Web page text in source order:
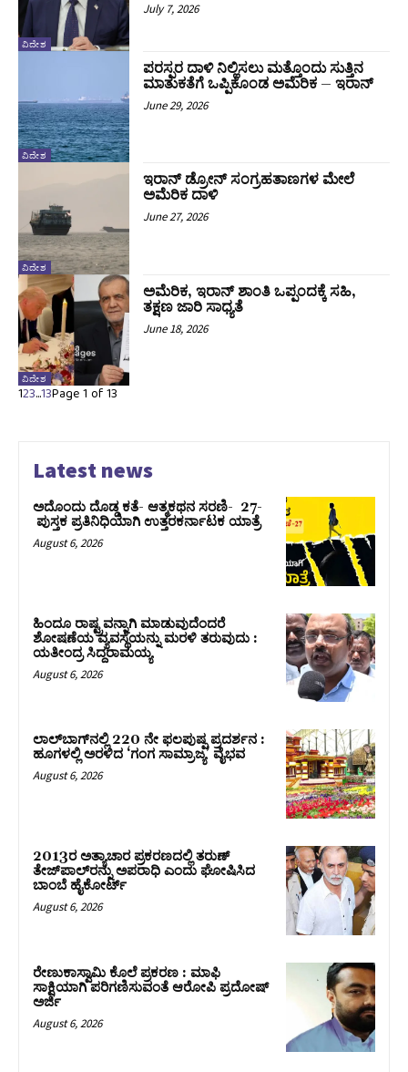
ವಿದೇಶ
July 7, 2026
ವಿದೇಶ
ಪರಸ್ಪರ ದಾಳಿ ನಿಲ್ಲಿಸಲು ಮತ್ತೊಂದು ಸುತ್ತಿನ
ಮಾತುಕತೆಗೆ ಒಪ್ಪಿಕೊಂಡ ಅಮೆರಿಕ – ಇರಾನ್‌
June 29, 2026
ವಿದೇಶ
ಇರಾನ್‌ ಡ್ರೋನ್ ಸಂಗ್ರಹತಾಣಗಳ ಮೇಲೆ
ಅಮೆರಿಕ ದಾಳಿ
June 27, 2026
ವಿದೇಶ
ಅಮೆರಿಕ, ಇರಾನ್ ಶಾಂತಿ ಒಪ್ಪಂದಕ್ಕೆ ಸಹಿ,
ತಕ್ಷಣ ಜಾರಿ ಸಾಧ್ಯತೆ
June 18, 2026
123...13Page 1 of 13
Latest news
ಅದೊಂದು ದೊಡ್ಡ ಕತೆ- ಆತ್ಮಕಥನ ಸರಣಿ- 27-
ಪುಸ್ತಕ ಪ್ರತಿನಿಧಿಯಾಗಿ ಉತ್ತರಕರ್ನಾಟಕ ಯಾತ್ರೆ
August 6, 2026
ಹಿಂದೂ ರಾಷ್ಟ್ರವನ್ನಾಗಿ ಮಾಡುವುದೆಂದರೆ
ಶೋಷಣೆಯ ವ್ಯವಸ್ಥೆಯನ್ನು ಮರಳಿ ತರುವುದು :
ಯತೀಂದ್ರ ಸಿದ್ದರಾಮಯ್ಯ
August 6, 2026
ಲಾಲ್‍ಬಾಗ್‍ನಲ್ಲಿ 220 ನೇ ಫಲಪುಷ್ಪ ಪ್ರದರ್ಶನ :
ಹೂಗಳಲ್ಲಿ ಅರಳಿದ ‘ಗಂಗ ಸಾಮ್ರಾಜ್ಯ’ ವೈಭವ
August 6, 2026
2013ರ ಅತ್ಯಾಚಾರ ಪ್ರಕರಣದಲ್ಲಿ ತರುಣ್
ತೇಜ್‌ಪಾಲ್‌ರನ್ನು ಅಪರಾಧಿ ಎಂದು ಘೋಷಿಸಿದ
ಬಾಂಬೆ ಹೈಕೋರ್ಟ್
August 6, 2026
ರೇಣುಕಾಸ್ವಾಮಿ ಕೊಲೆ ಪ್ರಕರಣ : ಮಾಫಿ
ಸಾಕ್ಷಿಯಾಗಿ ಪರಿಗಣಿಸುವಂತೆ ಆರೋಪಿ ಪ್ರದೋಷ್‌
ಅರ್ಜಿ
August 6, 2026